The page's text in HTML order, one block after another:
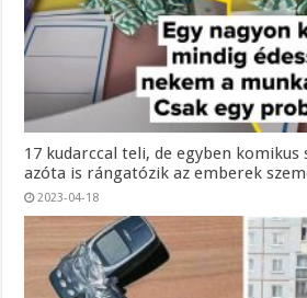
17 kudarccal teli, de egyben
azóta is rángatózik az emberek
2023-04-18